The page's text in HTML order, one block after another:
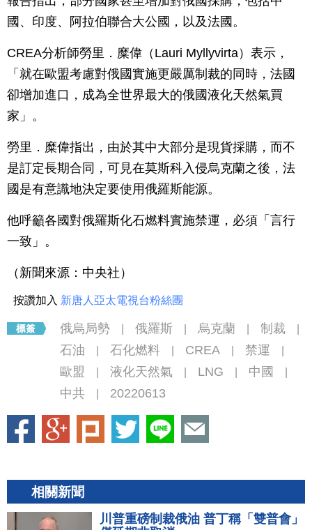
國、印度、阿拉伯聯合大公國，以及法國。
CREA分析師勞里．糜偉（Lauri Myllyvirta）表示，
「就在歐盟考慮對俄國實施更嚴厲制裁的同時，法國
卻增加進口，成為全世界最大的俄國液化天然氣買
家」。
勞里．糜偉指出，由於其中大部分是現貨採購，而不
是訂定長期合同，可見在莫斯科入侵烏克蘭之後，法
國是有意識地決定要使用俄羅斯能源。
他呼籲各國對俄羅斯化石燃料實施禁運，必須「言行
一致」。
（新聞來源：中央社）
按讚加入 新唐人亞太電視台粉絲團
俄烏局勢 俄羅斯 烏克蘭 制裁
石油 石化燃料 CREA 禁運
歐盟 液化天然氣 LNG 中國
中共 20220613
相關新聞
川普重磅制裁俄油 普丁稱「雙普會」